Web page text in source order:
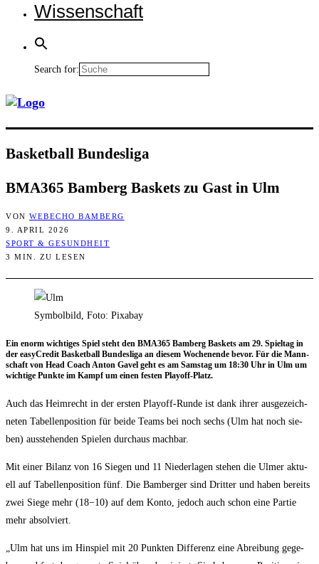
Wis­sen­schaft
Search for:
Bas­ket­ball Bundesliga
BMA365 Bam­berg Bas­kets zu Gast in Ulm
VON WEBECHO BAMBERG
9. APRIL 2026
SPORT & GESUNDHEIT
3 MIN. ZU LESEN
Symbolbild, Foto: Pixabay
Ein enorm wich­ti­ges Spiel steht den BMA365 Bam­berg Bas­kets am 29. Spiel­tag in
der easy­Cre­dit Bas­ket­ball Bun­des­li­ga an die­sem Wochen­en­de bevor. Für die Mann­
schaft von Head Coach Anton Gavel geht es am Sams­tag um 18:30 Uhr in Ulm um
wich­ti­ge Punk­te im Kampf um einen fes­ten Playoff-Platz.
Auch das Heim­recht in der ers­ten Play­off-Run­de ist dank ihrer aus­ge­zeich­
ne­ten Tabel­len­po­si­ti­on für bei­de Teams bei noch sechs (Ulm hat noch sie­
ben) aus­ste­hen­den Spie­len durch­aus machbar.
Mit einer Bilanz von 16 Sie­gen und 11 Nie­der­la­gen ste­hen die Ulmer aktu­
ell auf Tabel­len­po­si­ti­on fünf. Die Bam­ber­ger sind Drit­ter und haben bereits
zwei Sie­ge mehr (18−10) auf dem Kon­to, jedoch auch schon eine Par­tie
mehr absolviert.
„Ulm hat uns im Hin­spiel mit 20 Punk­ten Dif­fe­renz eine Abrei­bung gege­